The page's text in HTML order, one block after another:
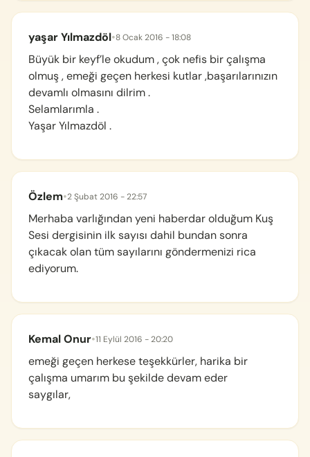
yaşar Yılmazdöl•8 Ocak 2016 - 18:08
Büyük bir keyf’le okudum , çok nefis bir çalışma
olmuş , emeği geçen herkesi kutlar ,başarılarınızın
devamlı olmasını dilrim .
Selamlarımla .
Yaşar Yılmazdöl .
Özlem•2 Şubat 2016 - 22:57
Merhaba varlığından yeni haberdar olduğum Kuş
Sesi dergisinin ilk sayısı dahil bundan sonra
çıkacak olan tüm sayılarını göndermenizi rica
ediyorum.
Kemal Onur•11 Eylül 2016 - 20:20
emeği geçen herkese teşekkürler, harika bir
çalışma umarım bu şekilde devam eder
saygılar,